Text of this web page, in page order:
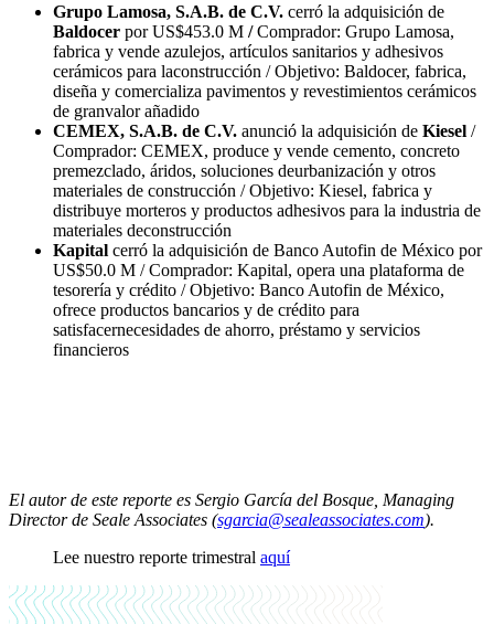
Grupo Lamosa, S.A.B. de C.V. cerró la adquisición de
Baldocer por US$453.0 M /Comprador: Grupo Lamosa,
fabrica y vende azulejos, artículos sanitarios y adhesivos
cerámicos para laconstrucción / Objetivo: Baldocer, fabrica,
diseña y comercializa pavimentos y revestimientos cerámicos
de granvalor añadido
CEMEX, S.A.B. de C.V. anunció la adquisición de Kiesel /
Comprador: CEMEX, produce y vende cemento, concreto
premezclado, áridos, soluciones deurbanización y otros
materiales de construcción / Objetivo: Kiesel, fabrica y
distribuye morteros y productos adhesivos para la industria de
materiales deconstrucción
Kapital cerró la adquisición de Banco Autofin de México por
US$50.0 M / Comprador: Kapital, opera una plataforma de
tesorería y crédito / Objetivo: Banco Autofin de México,
ofrece productos bancarios y de crédito para
satisfacernecesidades de ahorro, préstamo y servicios
financieros
El autor de este reporte es Sergio García del Bosque, Managing
Director de Seale Associates (sgarcia@sealeassociates.com).
Lee nuestro reporte trimestral aquí